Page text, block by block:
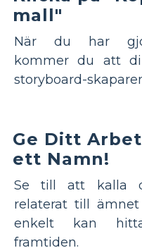
mall"
När du har
kommer du att
storyboard-
Ge Ditt
ett Namn!
Se till att kalla
relaterat till
enkelt kan
framtiden.